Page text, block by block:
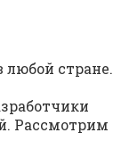
стране.
Рассмотрим